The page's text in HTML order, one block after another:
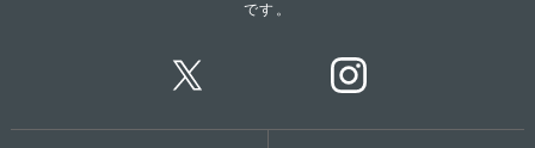
です。